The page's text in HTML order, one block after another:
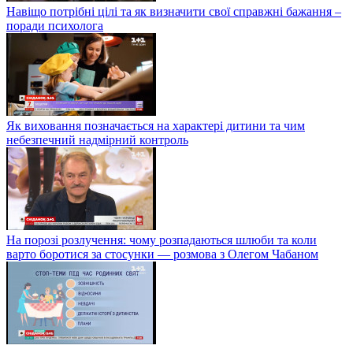
Навіщо потрібні цілі та як визначити свої справжні бажання –
поради психолога
Як виховання позначається на характері дитини та чим
небезпечний надмірний контроль
На порозі розлучення: чому розпадаються шлюби та коли
варто боротися за стосунки — розмова з Олегом Чабаном